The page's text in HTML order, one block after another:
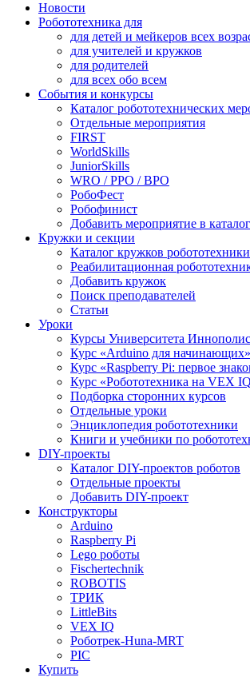
Новости
Робототехника для
для детей и мейкеров всех
для учителей и кружков
для родителей
для всех обо всем
События и конкурсы
Каталог робототехнических
Отдельные мероприятия
FIRST
WorldSkills
JuniorSkills
WRO / РРО / ВРО
РобоФест
Робофинист
Добавить мероприятие в каталог
Кружки и секции
Каталог кружков
Реабилитационная
Добавить кружок
Поиск преподавателей
Статьи
Уроки
Курсы Университета Иннополис
Курс «Arduino для начинающих»
Курс «Raspberry Pi: первое
Курс «Робототехника на VEX
Подборка сторонних курсов
Отдельные уроки
Энциклопедия робототехники
Книги и учебники по
DIY-проекты
Каталог DIY-проектов роботов
Отдельные проекты
Добавить DIY-проект
Конструкторы
Arduino
Raspberry Pi
Lego роботы
Fischertechnik
ROBOTIS
ТРИК
LittleBits
VEX IQ
Роботрек-Huna-MRT
PIC
Купить